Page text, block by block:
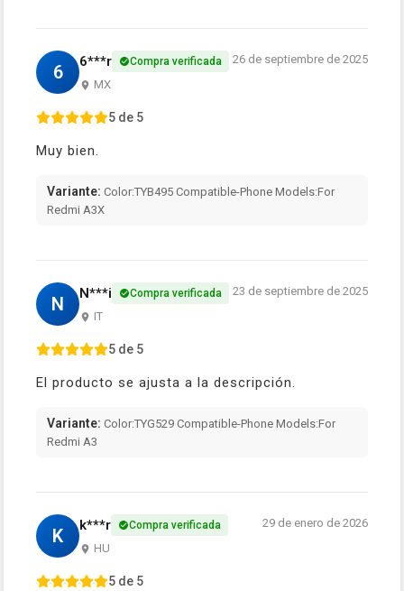
6 6***r Compra verificada
MX
26 de septiembre de 2025
5 de 5
Muy bien.
Variante: Color:TYB495 Compatible-Phone Models:For
Redmi A3X
N N***i Compra verificada
IT
23 de septiembre de 2025
5 de 5
El producto se ajusta a la descripción.
Variante: Color:TYG529 Compatible-Phone Models:For
Redmi A3
K k***r Compra verificada
HU
29 de enero de 2026
5 de 5